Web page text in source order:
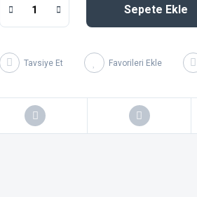
Sepete Ekle
Tavsiye Et